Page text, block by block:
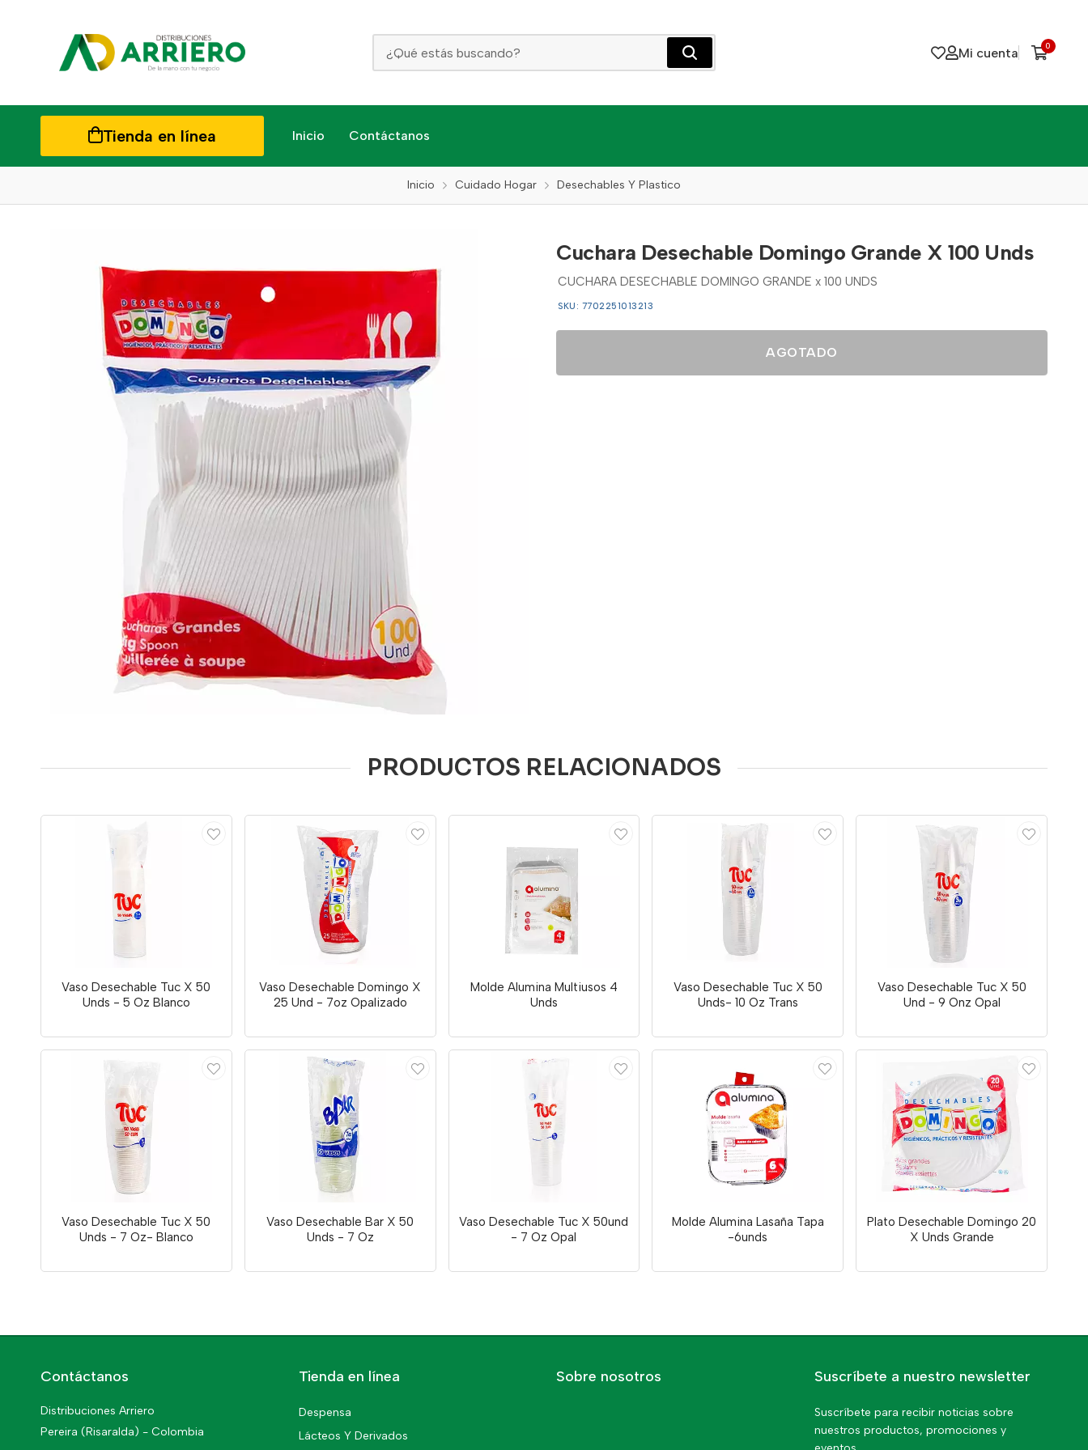
Mi cuenta 0
Tienda en línea Inicio Contáctanos
Inicio Cuidado Hogar Desechables Y Plastico
Cuchara Desechable Domingo Grande X 100 Unds
CUCHARA DESECHABLE DOMINGO GRANDE x 100 UNDS
SKU: 7702251013213
AGOTADO
PRODUCTOS RELACIONADOS
Vaso Desechable Tuc X 50
Unds - 5 Oz Blanco
Vaso Desechable Domingo X
25 Und - 7oz Opalizado
Molde Alumina Multiusos 4
Unds
Vaso Desechable Tuc X 50
Unds- 10 Oz Trans
Vaso Desechable Tuc X 50
Und - 9 Onz Opal
Vaso Desechable Tuc X 50
Unds - 7 Oz- Blanco
Vaso Desechable Bar X 50
Unds - 7 Oz
Vaso Desechable Tuc X 50und
- 7 Oz Opal
Molde Alumina Lasaña Tapa
-6unds
Plato Desechable Domingo 20
X Unds Grande
Contáctanos
Distribuciones Arriero
Pereira (Risaralda) - Colombia
Tienda en línea
Despensa
Lácteos Y Derivados
Sobre nosotros Suscríbete a nuestro newsletter
Suscríbete para recibir noticias sobre
nuestros productos, promociones y